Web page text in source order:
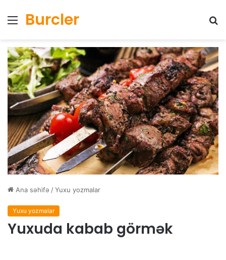
Menyu
Burcler
Ana səhifə /Yuxu yozmalar
Yuxu yozmalar
Yuxuda kabab görmək